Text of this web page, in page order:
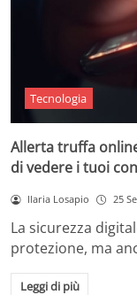
Tecnologia
Allerta truffa
di vedere i tuoi
Ilaria Losapio 25
La sicurezza
protezione, ma
Leggi di più